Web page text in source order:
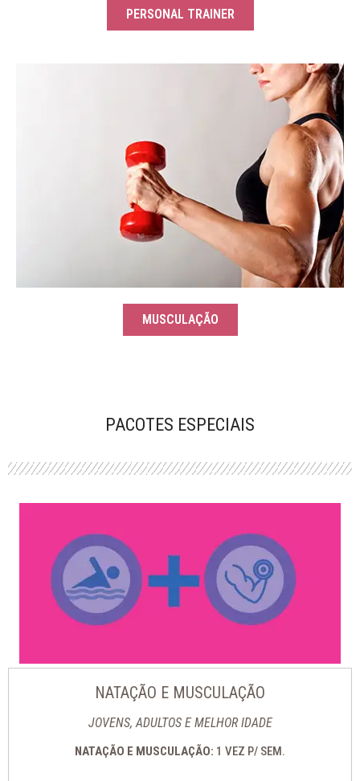
PERSONAL TRAINER
MUSCULAÇÃO
PACOTES ESPECIAIS
NATAÇÃO E MUSCULAÇÃO
JOVENS, ADULTOS E MELHOR IDADE
NATAÇÃO E MUSCULAÇÃO: 1 VEZ P/ SEM.